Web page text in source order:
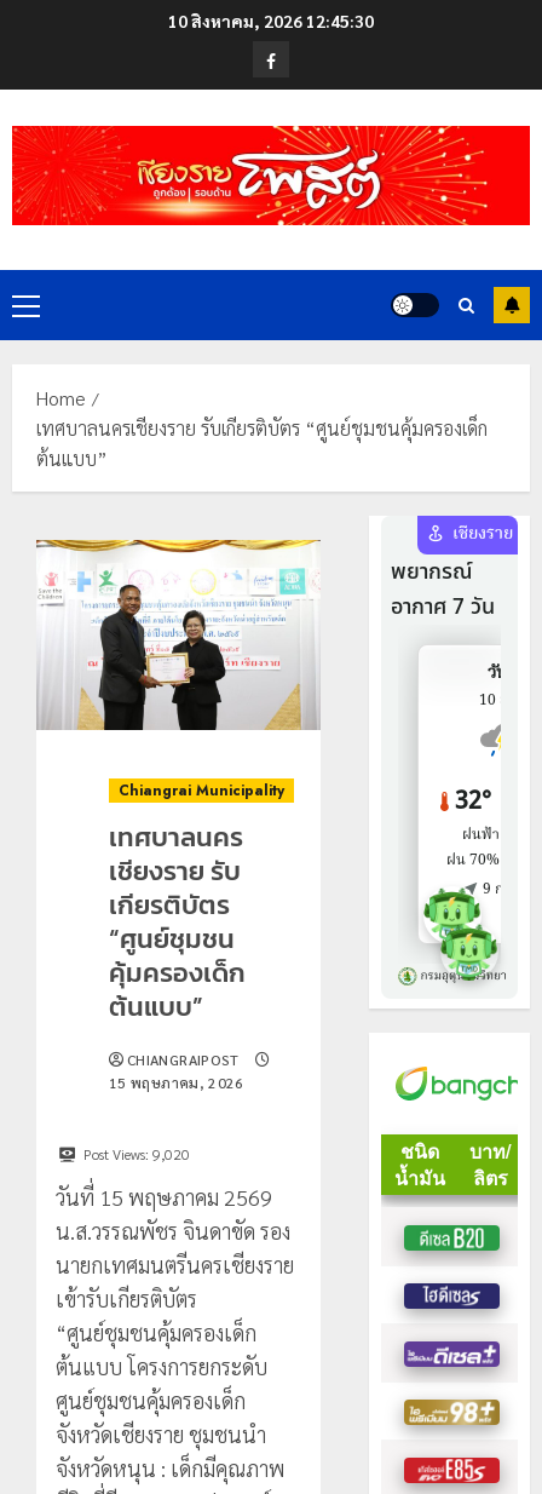
10 สิงหาคม, 2026 12:45:30
Facebook
Primary
Menu
Home
เทศบาลนครเชียงราย รับเกียรติบัตร “ศูนย์ชุมชนคุ้มครองเด็ก
ต้นแบบ”
Chiangrai Municipality
เทศบาลนคร
เชียงราย รับ
เกียรติบัตร
“ศูนย์ชุมชน
คุ้มครองเด็ก
ต้นแบบ”
CHIANGRAIPOST
15 พฤษภาคม, 2026
Post Views: 9,020
วันที่ 15 พฤษภาคม 2569
น.ส.วรรณพัชร จินดาขัด รอง
นายกเทศมนตรีนครเชียงราย
เข้ารับเกียรติบัตร
“ศูนย์ชุมชนคุ้มครองเด็ก
ต้นแบบ โครงการยกระดับ
ศูนย์ชุมชนคุ้มครองเด็ก
จังหวัดเชียงราย ชุมชนนำ
จังหวัดหนุน : เด็กมีคุณภาพ